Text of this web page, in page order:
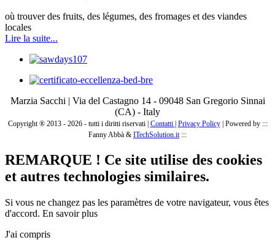
où trouver des fruits, des légumes, des fromages et des viandes
locales
Lire la suite...
Marzia Sacchi | Via del Castagno 14 - 09048 San Gregorio Sinnai
(CA) - Italy
Copyright ® 2013 - 2026 - tutti i diritti riservati | Contatti Privacy Policy| Powered by :::
Fanny Abbà & ITechSolution.it:::
REMARQUE ! Ce site utilise des cookies
et autres technologies similaires.
Si vous ne changez pas les paramètres de votre navigateur, vous êtes
d'accord. En savoir plus
J'ai compris